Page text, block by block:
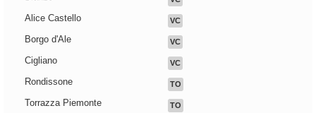
Alice Castello VC
Borgo d'Ale VC
Cigliano VC
Rondissone TO
Torrazza Piemonte TO